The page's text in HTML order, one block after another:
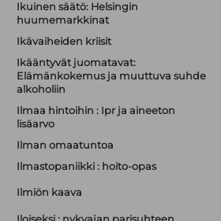
Ikuinen säätö: Helsingin
huumemarkkinat
Ikävaiheiden kriisit
Ikääntyvät juomatavat:
Elämänkokemus ja muuttuva suhde
alkoholiin
Ilmaa hintoihin : Ipr ja aineeton
lisäarvo
Ilman omaatuntoa
Ilmastopaniikki : hoito-opas
Ilmiön kaava